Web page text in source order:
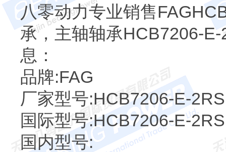
八零动力专业销售
承，主轴轴承HCB7206-
息：
品牌:FAG
厂家型号:HCB7206-E-
国际型号:HCB7206-E-
国内型号: